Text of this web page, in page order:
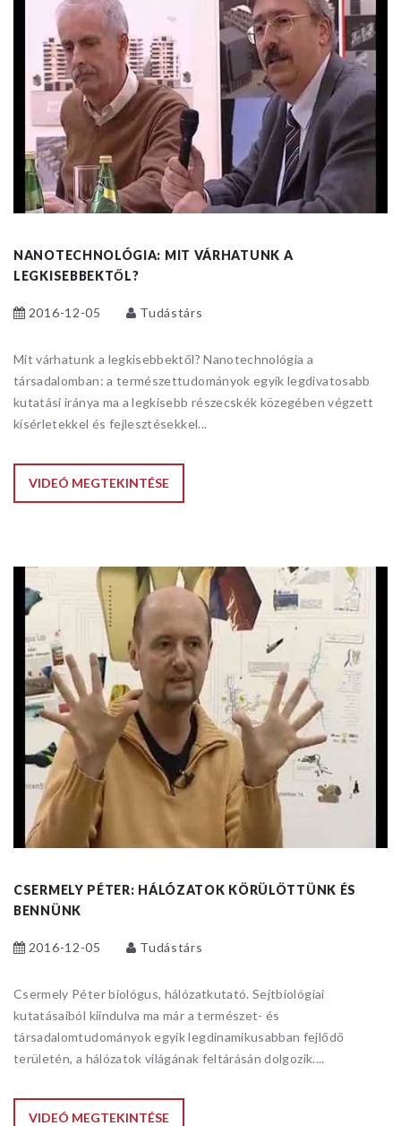
NANOTECHNOLÓGIA: MIT VÁRHATUNK A
LEGKISEBBEKTŐL?
2016-12-05 Tudástárs
Mit várhatunk a legkisebbektől? Nanotechnológia a
társadalomban: a természettudományok egyik legdivatosabb
kutatási iránya ma a legkisebb részecskék közegében végzett
kísérletekkel és fejlesztésekkel...
VIDEÓ MEGTEKINTÉSE
CSERMELY PÉTER: HÁLÓZATOK KÖRÜLÖTTÜNK ÉS
BENNÜNK
2016-12-05 Tudástárs
Csermely Péter biológus, hálózatkutató. Sejtbiológiai
kutatásaiból kiindulva ma már a természet- és
társadalomtudományok egyik legdinamikusabban fejlődő
területén, a hálózatok világának feltárásán dolgozik....
VIDEÓ MEGTEKINTÉSE